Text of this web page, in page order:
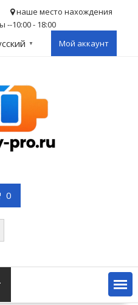
наше место нахождения
--10:00 - 18:00
▼ Мой аккаунт
0